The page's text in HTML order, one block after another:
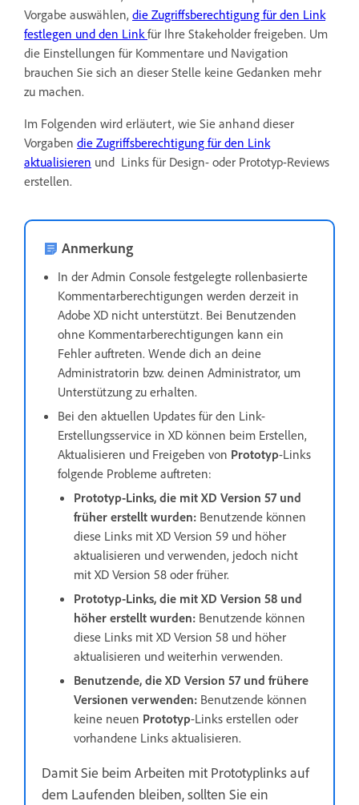
Vorgabe auswählen, die Zugriffsberechtigung für den Link
festlegen und den Link für Ihre Stakeholder freigeben. Um
die Einstellungen für Kommentare und Navigation
brauchen Sie sich an dieser Stelle keine Gedanken mehr
zu machen.
Im Folgenden wird erläutert, wie Sie anhand dieser
Vorgaben die Zugriffsberechtigung für den Link
aktualisieren und Links für Design- oder Prototyp-Reviews
erstellen.
Anmerkung
In der Admin Console festgelegte rollenbasierte
Kommentarberechtigungen werden derzeit in
Adobe XD nicht unterstützt. Bei Benutzenden
ohne Kommentarberechtigungen kann ein
Fehler auftreten. Wende dich an deine
Administratorin bzw. deinen Administrator, um
Unterstützung zu erhalten.
Bei den aktuellen Updates für den Link-
Erstellungsservice in XD können beim Erstellen,
Aktualisieren und Freigeben von Prototyp-Links
folgende Probleme auftreten:
Prototyp-Links, die mit XD Version 57 und
früher erstellt wurden: Benutzende können
diese Links mit XD Version 59 und höher
aktualisieren und verwenden, jedoch nicht
mit XD Version 58 oder früher.
Prototyp-Links, die mit XD Version 58 und
höher erstellt wurden: Benutzende können
diese Links mit XD Version 58 und höher
aktualisieren und weiterhin verwenden.
Benutzende, die XD Version 57 und frühere
Versionen verwenden: Benutzende können
keine neuen Prototyp-Links erstellen oder
vorhandene Links aktualisieren.
Damit Sie beim Arbeiten mit Prototyplinks auf
dem Laufenden bleiben, sollten Sie ein